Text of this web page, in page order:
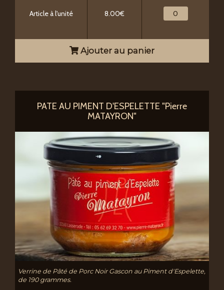
Article à l'unité 8.00€
Ajouter au panier
PATE AU PIMENT D'ESPELETTE "Pierre
MATAYRON"
Verrine de Pâté de Porc Noir Gascon au Piment d'Espelette,
de 190 grammes.